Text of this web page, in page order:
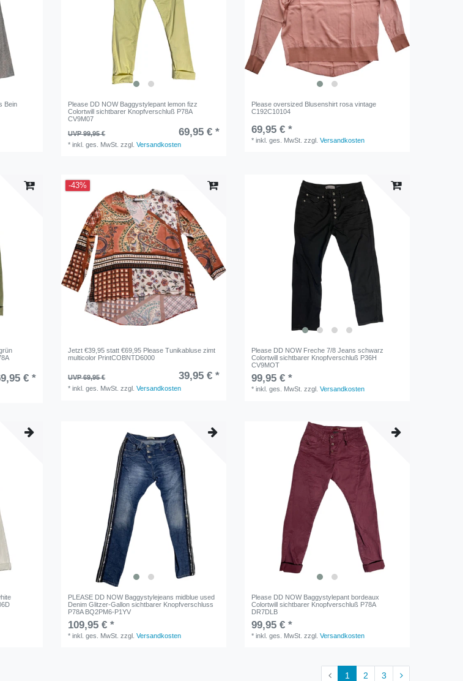
Bein
Please DD NOW Baggystylepant lemon fizz
Colortwill sichtbarer Knopfverschluß P78A
CV9M07
UVP 99,95 €
69,95 € *
*inkl. ges. MwSt. zzgl.Versandkosten
Please oversized Blusenshirt rosa vintage
C192C10104
69,95 € *
*inkl. ges. MwSt. zzgl.Versandkosten
€ *
-43%
Jetzt €39,95 statt €69,95 Please Tunikabluse zimt
multicolor PrintCOBNTD6000
UVP 69,95 € 39,95 € *
*inkl. ges. MwSt. zzgl.Versandkosten
Please DD NOW Freche 7/8 Jeans schwarz
Colortwill sichtbarer Knopfverschluß P36H
CV9MOT
99,95 € *
*inkl. ges. MwSt. zzgl.Versandkosten
PLEASE DD NOW Baggystylejeans midblue used
Denim Glitzer-Gallon sichtbarer Knopfverschluss
P78A BQ2PM6-P1YV
109,95 € *
*inkl. ges. MwSt. zzgl.Versandkosten
Please DD NOW Baggystylepant bordeaux
Colortwill sichtbarer Knopfverschluß P78A
DR7DLB
99,95 € *
*inkl. ges. MwSt. zzgl.Versandkosten
1 2 3